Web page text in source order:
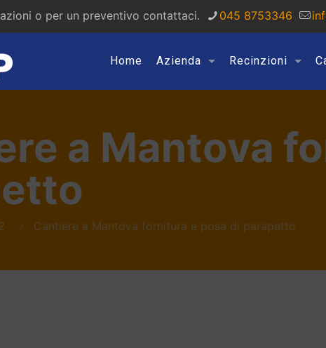
o per un preventivo contattaci. 045 8753346
Home Azienda Recinzioni
a Mantova
Cantiere a Mantova fornitura e posa di parapetto